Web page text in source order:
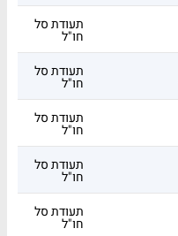
תעודת סל
חו"ל
תעודת סל
חו"ל
תעודת סל
חו"ל
תעודת סל
חו"ל
תעודת סל
חו"ל